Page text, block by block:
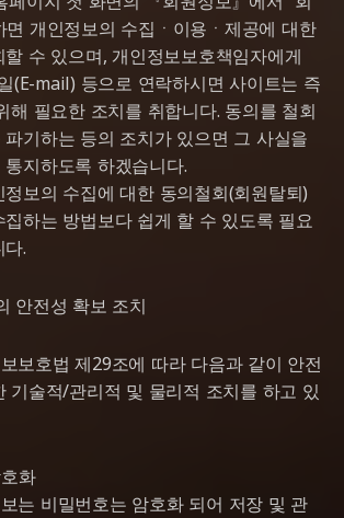
면 개인정보의 수집ㆍ이용ㆍ제공에 대한
수 있으며, 개인정보보호책임자에게
(E-mail) 등으로 연락하시면 사이트는 즉
해 필요한 조치를 취합니다. 동의를 철회
기하는 등의 조치가 있으면 그 사실을
지하도록 하겠습니다.
보의 수집에 대한 동의철회(회원탈퇴)
하는 방법보다 쉽게 할 수 있도록 필요
.
안전성 확보 조치
보호법 제29조에 따라 다음과 같이 안전
기술적/관리적 및 물리적 조치를 하고 있
화
는 비밀번호는 암호화 되어 저장 및 관